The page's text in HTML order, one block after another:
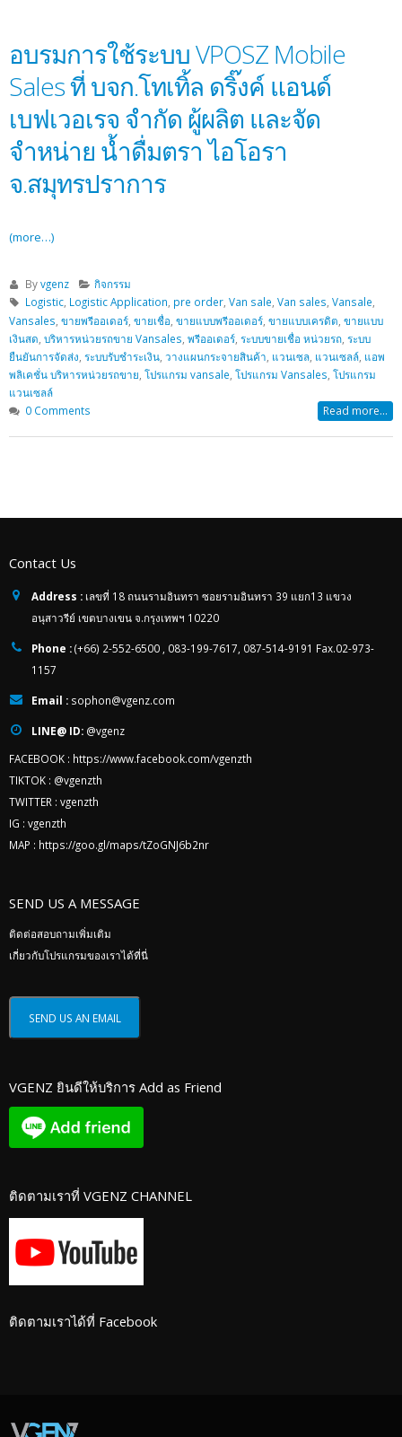
อบรมการใช้ระบบ VPOSZ Mobile
Sales ที่ บจก.โทเทิ้ล ดริ๊งค์ แอนด์
เบฟเวอเรจ จำกัด ผู้ผลิต และจัด
จำหน่าย น้ำดื่มตรา ไอโอรา
จ.สมุทรปราการ
(more…)
Byvgenz
กิจกรรม
Logistic, Logistic Application, pre order, Van sale, Van sales, Vansale,
Vansales ขายพรีออเดอร์ ขายเชื่อ ขายแบบพรีออเดอร์ ขายแบบเครดิต ขายแบบ
เงินสด บริหารหน่วยรถขาย Vansales พรีออเดอร์ ระบบขายเชื่อ หน่วยรถ ระบบ
ยืนยันการจัดส่ง ระบบรับชำระเงิน วางแผนกระจายสินค้า แวนเซล แวนเซลล์ แอพ
พลิเคชั่น บริหารหน่วยรถขาย โปรแกรม vansale โปรแกรม Vansales โปรแกรม
แวนเซลล์
0 Comments
Read more...
Contact Us
Address : เลขที่ 18 ถนนรามอินทรา ซอยรามอินทรา 39 แยก13 แขวง
อนุสาวรีย์ เขตบางเขน จ.กรุงเทพฯ 10220
Phone :(+66) 2-552-6500 , 083-199-7617, 087-514-9191 Fax.02-973-
1157
Email : sophon@vgenz.com
LINE@ ID: @vgenz
FACEBOOK : https://www.facebook.com/vgenzth
TIKTOK : @vgenzth
TWITTER : vgenzth
IG : vgenzth
MAP : https://goo.gl/maps/tZoGNJ6b2nr
SEND US A MESSAGE
ติดต่อสอบถามเพิ่มเติม
เกี่ยวกับโปรแกรมของเราได้ที่นี่
VGENZ ยินดีให้บริการ Add as Friend
ติดตามเราที่ VGENZ CHANNEL
ติดตามเราได้ที่ Facebook